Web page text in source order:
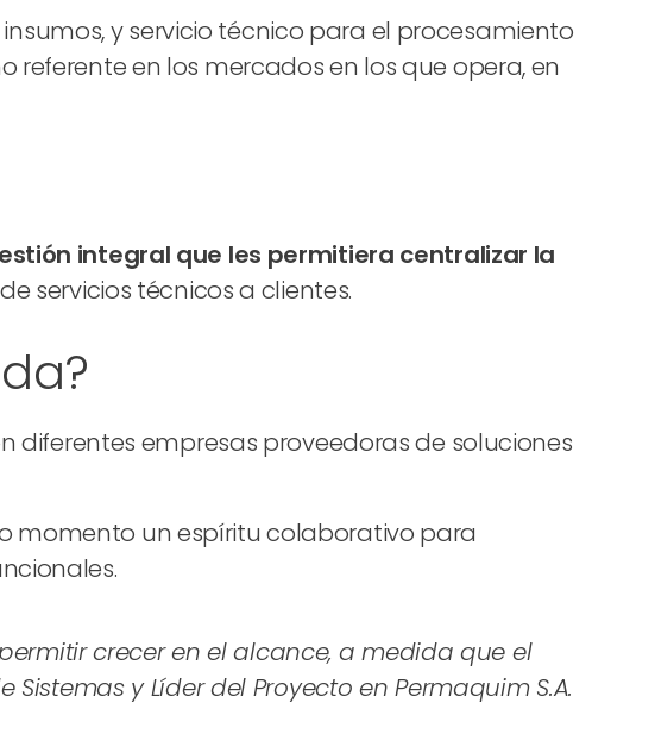
y servicio técnico para el procesamiento
referente en los mercados en los que opera, en
integral que les permitiera centralizar la
servicios técnicos a clientes.
diferentes empresas proveedoras de soluciones
momento un espíritu colaborativo para
crecer en el alcance, a medida que el
y Líder del Proyecto en Permaquim S.A.